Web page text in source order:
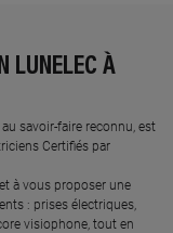
LUNELEC À
au savoir-faire reconnu, est
Certifiés par
à vous proposer une
: prises électriques,
visiophone, tout en